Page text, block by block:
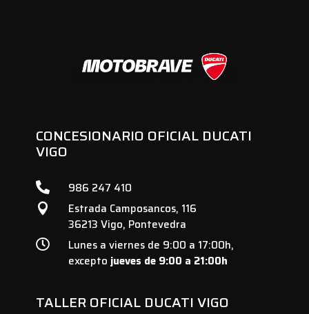
CONCESIONARIO OFICIAL DUCATI
VIGO
 986 247 410

Estrada Camposancos, 116
36213 Vigo, Pontevedra

Lunes a viernes de 9:00 a 17:00h,
excepto jueves de 9:00 a 21:00h
TALLER OFICIAL DUCATI VIGO